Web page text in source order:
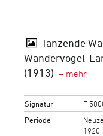
Tanzende
Wandervogel-
(1913)
Signatur
F
Periode
1920